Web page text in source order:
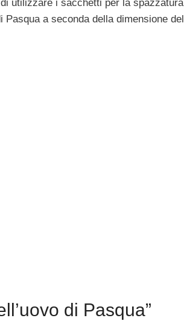
utilizzare i sacchetti per la spazzatura
a seconda della dimensione del
di Pasqua”